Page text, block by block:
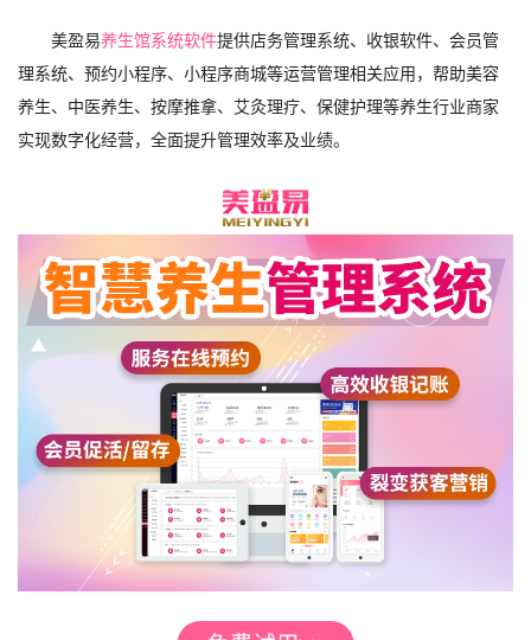
美盈易养生馆系统软件提供店务管理系统、收银软件、会员管
理系统、预约小程序、小程序商城等运营管理相关应用，帮助美容
养生、中医养生、按摩推拿、艾灸理疗、保健护理等养生行业商家
实现数字化经营，全面提升管理效率及业绩。